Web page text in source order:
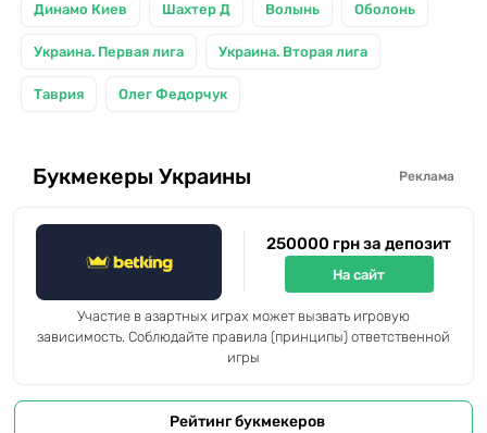
Динамо Киев Шахтер Д Волынь Оболонь
Украина. Первая лига Украина. Вторая лига
Таврия Олег Федорчук
Букмекеры Украины Реклама
250000 грн за депозит
На сайт
Участие в азартных играх может вызвать игровую
зависимость. Соблюдайте правила (принципы) ответственной
игры
Рейтинг букмекеров